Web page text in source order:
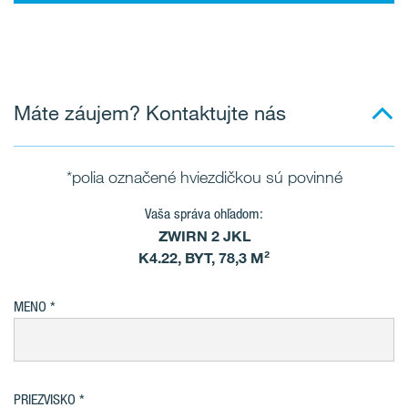
Máte záujem? Kontaktujte nás
*polia označené hviezdičkou sú povinné
Vaša správa ohľadom:
ZWIRN 2 JKL
K4.22, BYT, 78,3 M²
MENO
PRIEZVISKO